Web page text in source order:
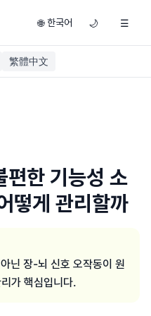
🌐 한국어 🌙 ☰
繁體中文
편한 기능성 소
떻게 관리할까
닌 장-뇌 신호 오작동이 원
가 핵심입니다.